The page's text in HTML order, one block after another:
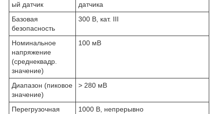
ый датчик
датчика
Базовая
безопасность
300 В, кат. III
Номинальное
напряжение
(среднеквадр.
значение)
100 мВ
Диапазон (пиковое
значение)
> 280 мВ
Перегрузочная
1000 В, непрерывно